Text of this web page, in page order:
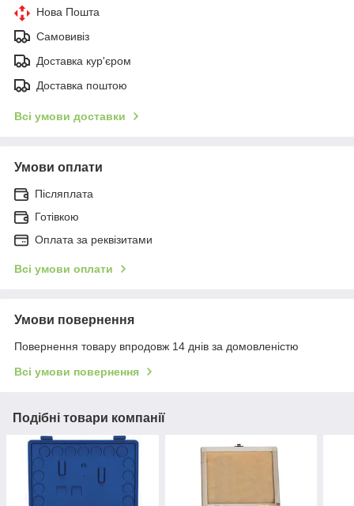
Нова Пошта
Самовивіз
Доставка кур'єром
Доставка поштою
Всі умови доставки
Умови оплати
Післяплата
Готівкою
Оплата за реквізитами
Всі умови оплати
Умови повернення
Повернення товару впродовж 14 днів за домовленістю
Всі умови повернення
Подібні товари компанії